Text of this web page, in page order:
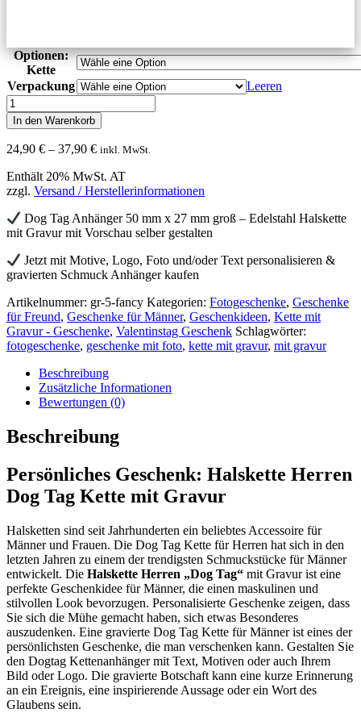
Optionen:
Kette
Verpackung
Leeren
Halskette
Herren
Dog
Tag
Kette
Mann
mit
-
Männer
Menge
In den Warenkorb
24,90 € – 37,90 €Preisspanne:
bis
37,90 €
inkl. MwSt.
Enthält 20% MwSt. AT
zzgl. Versand / Herstellerinformationen
Dog Tag Anhänger 50 mm x 27 mm groß – Edelstahl Halskette
mit Gravur mit Vorschau selber gestalten
Jetzt mit Motive, Logo, Foto und/oder Text personalisieren &
gravierten Schmuck Anhänger kaufen
Artikelnummer: gr-5-fancy Kategorien: Fotogeschenke, Geschenke
für Freund, Geschenke für Männer, Geschenkideen, Kette mit
Gravur - Geschenke, Valentinstag Geschenk Schlagwörter:
fotogeschenke, geschenke mit foto, kette mit gravur, mit gravur
Beschreibung
Zusätzliche Informationen
Bewertungen (0)
Beschreibung
Persönliches Geschenk: Halskette Herren
Dog Tag Kette mit Gravur
Halsketten sind seit Jahrhunderten ein beliebtes Accessoire für
Männer und Frauen. Die Dog Tag Kette für Herren hat sich in den
letzten Jahren zu einem der trendigsten Schmuckstücke für Männer
entwickelt. Die Halskette Herren „Dog Tag“ mit Gravur ist eine
perfekte Geschenkidee für Männer, die einen maskulinen und
stilvollen Look bevorzugen. Personalisierte Geschenke zeigen, dass
Sie sich die Mühe gemacht haben, sich etwas Besonderes
auszudenken. Eine gravierte Dog Tag Kette für Männer ist eines der
persönlichsten Geschenke, die man verschenken kann. Gestalten Sie
den Dogtag Kettenanhänger mit Text, Motiven oder auch Ihrem
Bild oder Logo. Die gravierte Botschaft kann eine kurze Erinnerung
an ein Ereignis, eine inspirierende Aussage oder ein Wort des
Glaubens sein.